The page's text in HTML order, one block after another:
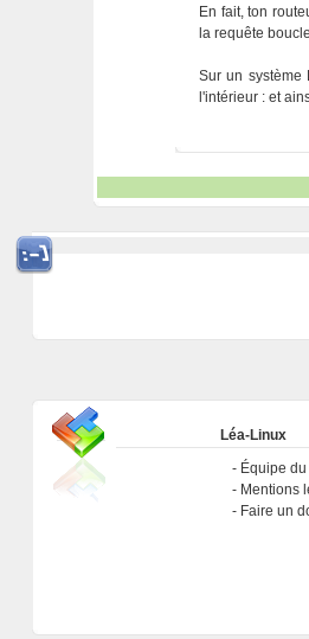
En fait, ton
la requête
Sur un système
l'intérieur : et
Léa-Linux
Équipe du
Mentions
Faire un